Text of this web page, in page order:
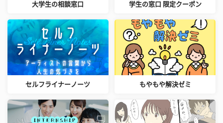
大学生の相談窓口 学生の窓口 限定クーポン
セルフライナーノーツ もやもや解決ゼミ